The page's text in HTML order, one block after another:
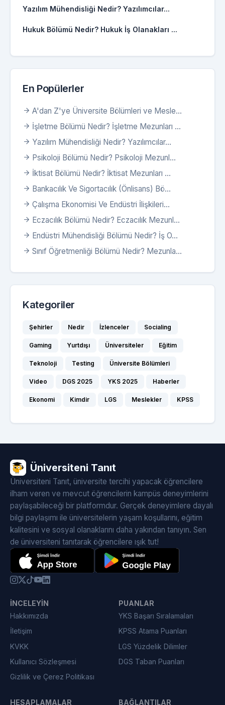
Yazılım Mühendisliği Nedir? Yazılımcılar...
Hukuk Bölümü Nedir? Hukuk İş Olanakları ...
En Popülerler
A'dan Z'ye Üniversite Bölümleri ve Mesle...
İşletme Bölümü Nedir? İşletme Mezunları ...
Yazılım Mühendisliği Nedir? Yazılımcılar...
Psikoloji Bölümü Nedir? Psikoloji Mezunl...
İktisat Bölümü Nedir? İktisat Mezunları ...
Bankacılık Ve Sigortacılık (Önlisans) Bö...
Çalışma Ekonomisi Ve Endüstri İlişkileri...
Eczacılık Bölümü Nedir? Eczacılık Mezunl...
Endüstri Mühendisliği Bölümü Nedir? İş O...
Sınıf Öğretmenliği Bölümü Nedir? Mezunla...
Kategoriler
Şehirler Nedir İzlenceler Socialing
Gaming Yurtdışı Üniversiteler Eğitim
Teknoloji Testing Üniversite Bölümleri
Video DGS 2025 YKS 2025 Haberler
Ekonomi Kimdir LGS Meslekler KPSS
Üniversiteni Tanıt
Üniversiteni Tanıt, üniversite tercihi yapacak öğrencilere
ilham veren ve mevcut öğrencilerin kampüs deneyimlerini
paylaşabileceği bir platformdur. Gerçek deneyimlere dayalı
bilgi paylaşımı ile üniversitelerin yaşam koşullarını, eğitim
kalitesini ve sosyal olanaklarını daha yakından tanıyın. Sen
de üniversiteni tanıtarak öğrencilere ışık tut!
İNCELEYIN
Hakkımızda
İletişim
KVKK
Kullanıcı Sözleşmesi
Gizlilik ve Çerez Politikası
PUANLAR
YKS Başarı Sıralamaları
KPSS Atama Puanları
LGS Yüzdelik Dilimler
DGS Taban Puanları
HESAPLAMALAR BAĞLANTILAR